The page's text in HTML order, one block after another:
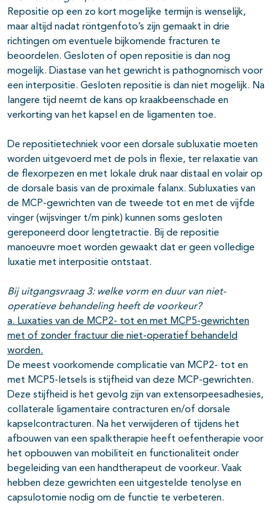
Repositie op een zo kort mogelijke termijn is wenselijk,
maar altijd nadat röntgenfoto’s zijn gemaakt in drie
richtingen om eventuele bijkomende fracturen te
beoordelen. Gesloten of open repositie is dan nog
mogelijk. Diastase van het gewricht is pathognomisch voor
een interpositie. Gesloten repositie is dan niet mogelijk. Na
langere tijd neemt de kans op kraakbeenschade en
verkorting van het kapsel en de ligamenten toe.
De repositietechniek voor een dorsale subluxatie moeten
worden uitgevoerd met de pols in flexie, ter relaxatie van
de flexorpezen en met lokale druk naar distaal en volair op
de dorsale basis van de proximale falanx. Subluxaties van
de MCP-gewrichten van de tweede tot en met de vijfde
vinger (wijsvinger t/m pink) kunnen soms gesloten
gereponeerd door lengtetractie. Bij de repositie
manoeuvre moet worden gewaakt dat er geen volledige
luxatie met interpositie ontstaat.
Bij uitgangsvraag 3: welke vorm en duur van niet-
operatieve behandeling heeft de voorkeur?
a. Luxaties van de MCP2- tot en met MCP5-gewrichten
met of zonder fractuur die niet-operatief behandeld
worden.
De meest voorkomende complicatie van MCP2- tot en
met MCP5-letsels is stijfheid van deze MCP-gewrichten.
Deze stijfheid is het gevolg zijn van extensorpeesadhesies,
collaterale ligamentaire contracturen en/of dorsale
kapselcontracturen. Na het verwijderen of tijdens het
afbouwen van een spalktherapie heeft oefentherapie voor
het opbouwen van mobiliteit en functionaliteit onder
begeleiding van een handtherapeut de voorkeur. Vaak
hebben deze gewrichten een uitgestelde tenolyse en
capsulotomie nodig om de functie te verbeteren.